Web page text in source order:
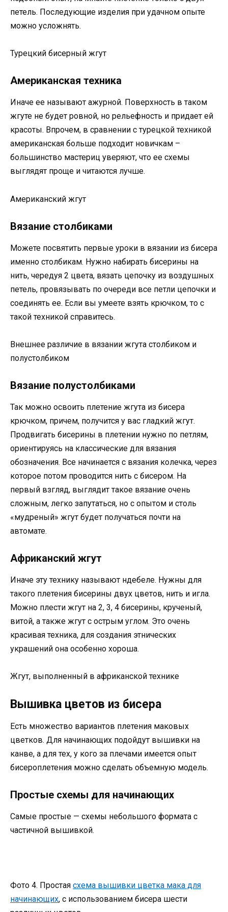
петель. Последующие изделия при удачном опыте
можно усложнять.
Турецкий бисерный жгут
Американская техника
Иначе ее называют ажурной. Поверхность в таком
жгуте не будет ровной, но рельефность и придает ей
красоты. Впрочем, в сравнении с турецкой техникой
американская больше подходит новичкам –
большинство мастериц уверяют, что ее схемы
выглядят проще и читаются лучше.
Американский жгут
Вязание столбиками
Можете посвятить первые уроки в вязании из бисера
именно столбикам. Нужно набирать бисерины на
нить, чередуя 2 цвета, вязать цепочку из воздушных
петель, провязывать по очереди все петли цепочки и
соединять ее. Если вы умеете взять крючком, то с
такой техникой справитесь.
Внешнее различие в вязании жгута столбиком и
полустолбиком
Вязание полустолбиками
Так можно освоить плетение жгута из бисера
крючком, причем, получится у вас гладкий жгут.
Продвигать бисерины в плетении нужно по петлям,
ориентируясь на классические для вязания
обозначения. Все начинается с вязания колечка, через
которое потом проводится нить с бисером. На
первый взгляд, выглядит такое вязание очень
сложным, легко запутаться, но с опытом и столь
«мудреный» жгут будет получаться почти на
автомате.
Африканский жгут
Иначе эту технику называют ндебеле. Нужны для
такого плетения бисерины двух цветов, нить и игла.
Можно плести жгут на 2, 3, 4 бисерины, крученый,
витой, а также жгут с острым углом. Это очень
красивая техника, для создания этнических
украшений она особенно хороша.
Жгут, выполненный в африканской технике
Вышивка цветов из бисера
Есть множество вариантов плетения маковых
цветков. Для начинающих подойдут вышивки на
канве, а для тех, у кого за плечами имеется опыт
бисероплетения можно сделать объемную модель.
Простые схемы для начинающих
Самые простые — схемы небольшого формата с
частичной вышивкой.
Фото 4. Простая схема вышивки цветка мака для
начинающих, с использованием бисера шести